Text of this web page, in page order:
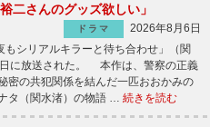
裕二さんのグッズ欲しい」
ドラマ
2026年8月6日
シリアルキラーと待ち合わせ」（関
に放送された。 本作は、警察の正義
密の共犯関係を結んだ一匹おおかみの
タ（関水渚）の物語 … 続きを読む